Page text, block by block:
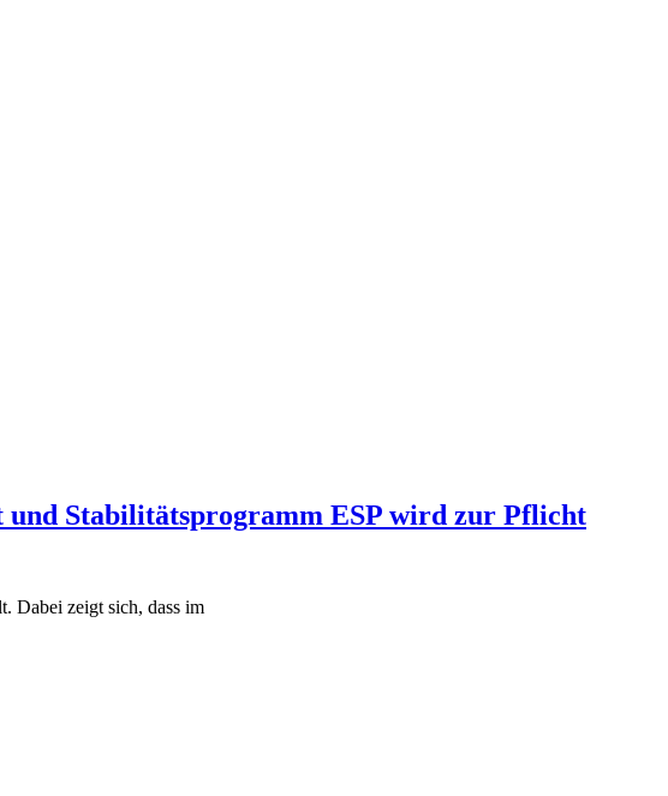
Stabilitätsprogramm ESP wird zur Pflicht
Dabei zeigt sich, dass im